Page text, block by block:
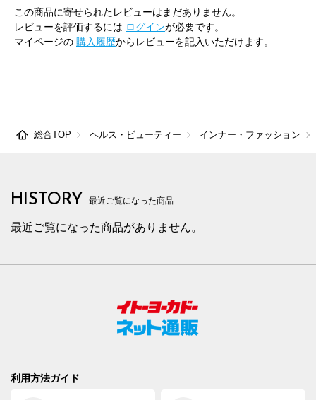
この商品に寄せられたレビューはまだありません。
レビューを評価するには ログインが必要です。
マイページの 購入履歴からレビューを記入いただけます。
総合TOP ヘルス・ビューティー インナー・ファッション
HISTORY 最近ご覧になった商品
最近ご覧になった商品がありません。
利用方法ガイド